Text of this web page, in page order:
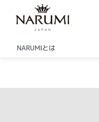
プ
NARUMIとは